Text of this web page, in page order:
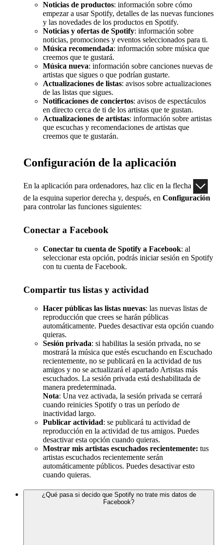
Noticias de productos: información sobre cómo
empezar a usar Spotify, detalles de las nuevas funciones
y las novedades de los productos en Spotify.
Noticias y ofertas de Spotify: información sobre
noticias, promociones y eventos seleccionados para ti.
Música recomendada: información sobre música que
creemos que te gustará.
Música nueva: información sobre canciones nuevas de
artistas que sigues o que podrían gustarte.
Actualizaciones de listas: avisos sobre actualizaciones
de las listas que sigues.
Notificaciones de conciertos: avisos de espectáculos
en directo cerca de ti de los artistas que te gustan.
Actualizaciones de artistas: información sobre artistas
que escuchas y recomendaciones de artistas que
creemos que te gustarán.
Configuración de la aplicación
En la aplicación para ordenadores, haz clic en la flecha
de la esquina superior derecha y, después, en Configuración
para controlar las funciones siguientes:
Conectar a Facebook
Conectar tu cuenta de Spotify a Facebook: al
seleccionar esta opción, podrás iniciar sesión en Spotify
con tu cuenta de Facebook.
Compartir tus listas y actividad
Hacer públicas las listas nuevas: las nuevas listas de
reproducción que crees se harán públicas
automáticamente. Puedes desactivar esta opción cuando
quieras.
Sesión privada: si habilitas la sesión privada, no se
mostrará la música que estés escuchando en Escuchado
recientemente, no se publicará en la actividad de tus
amigos y no se actualizará el apartado Artistas más
escuchados. La sesión privada está deshabilitada de
manera predeterminada.
Nota: Una vez activada, la sesión privada se cerrará
cuando reinicies Spotify o tras un período de
inactividad largo.
Publicar actividad: se publicará tu actividad de
reproducción en la actividad de tus amigos. Puedes
desactivar esta opción cuando quieras.
Mostrar mis artistas escuchados recientemente: tus
artistas escuchados recientemente serán
automáticamente públicos. Puedes desactivar esto
cuando quieras.
¿Qué pasa si decido que Spotify no trate mis datos de
Facebook?